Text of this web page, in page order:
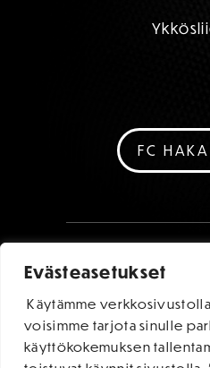
Evästeasetukset
Käytämme
voisimme tarjota sinulle
käyttökokemuksen
FC HAKA